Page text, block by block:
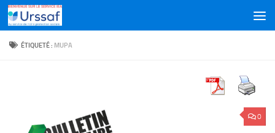
Skip to content
ÉTIQUETÉ : MUPA
0